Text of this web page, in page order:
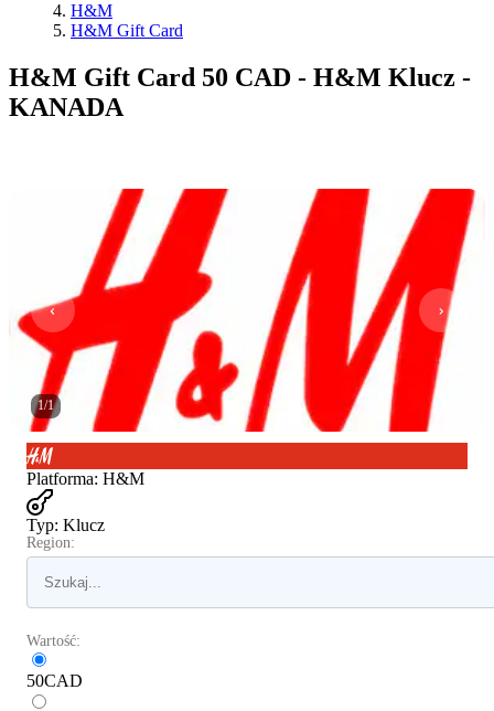
H&M
H&M Gift Card
H&M Gift Card 50 CAD - H&M Klucz -
KANADA
1/1
Platforma: H&M
Typ: Klucz
Region:
Wartość:
50CAD